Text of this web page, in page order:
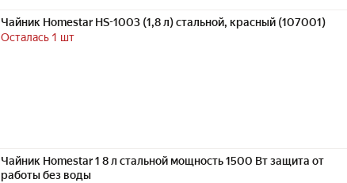
Чайник Homestar HS-1003 (1,8 л) стальной, красный (107001)
Осталась 1 шт
Чайник Homestar 1 8 л стальной мощность 1500 Вт защита от
работы без воды